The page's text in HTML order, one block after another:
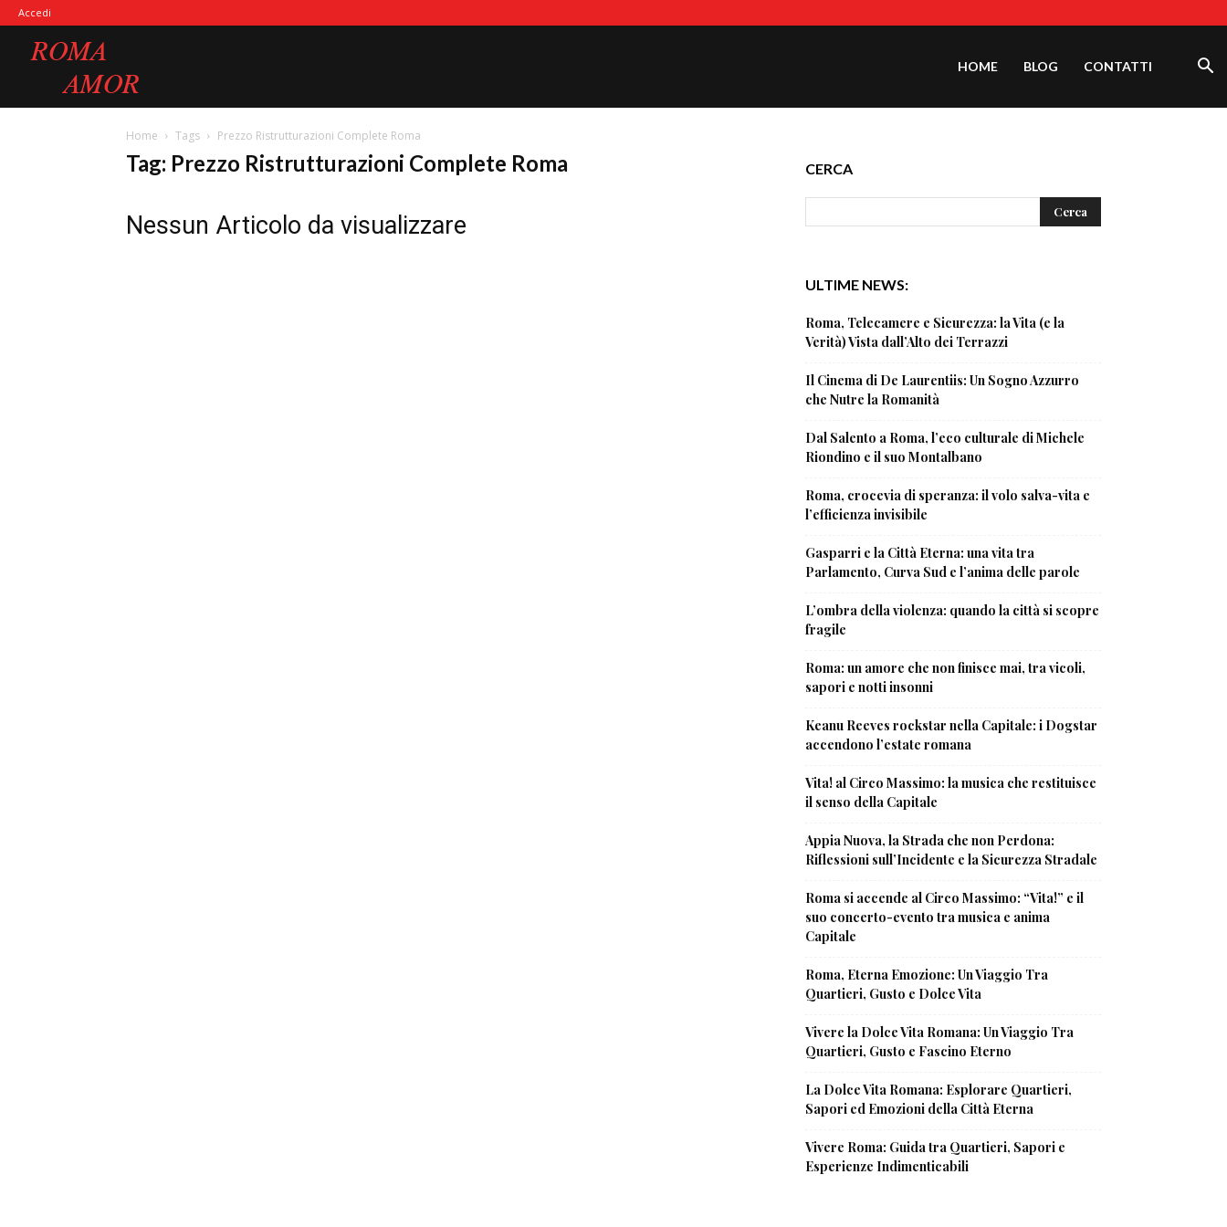
Accedi
Amor
HOME BLOG CONTATTI
Home Tags Prezzo Ristrutturazioni Complete Roma
Tag: Prezzo Ristrutturazioni Complete Roma
Nessun Articolo da visualizzare
CERCA
ULTIME NEWS:
Roma, Telecamere e Sicurezza: la Vita (e la
Verità) Vista dall’Alto dei Terrazzi
Il Cinema di De Laurentiis: Un Sogno Azzurro
che Nutre la Romanità
Dal Salento a Roma, l’eco culturale di Michele
Riondino e il suo Montalbano
Roma, crocevia di speranza: il volo salva-vita e
l’efficienza invisibile
Gasparri e la Città Eterna: una vita tra
Parlamento, Curva Sud e l’anima delle parole
L’ombra della violenza: quando la città si scopre
fragile
Roma: un amore che non finisce mai, tra vicoli,
sapori e notti insonni
Keanu Reeves rockstar nella Capitale: i Dogstar
accendono l’estate romana
Vita! al Circo Massimo: la musica che restituisce
il senso della Capitale
Appia Nuova, la Strada che non Perdona:
Riflessioni sull’Incidente e la Sicurezza Stradale
Roma si accende al Circo Massimo: “Vita!” e il
suo concerto-evento tra musica e anima
Capitale
Roma, Eterna Emozione: Un Viaggio Tra
Quartieri, Gusto e Dolce Vita
Vivere la Dolce Vita Romana: Un Viaggio Tra
Quartieri, Gusto e Fascino Eterno
La Dolce Vita Romana: Esplorare Quartieri,
Sapori ed Emozioni della Città Eterna
Vivere Roma: Guida tra Quartieri, Sapori e
Esperienze Indimenticabili